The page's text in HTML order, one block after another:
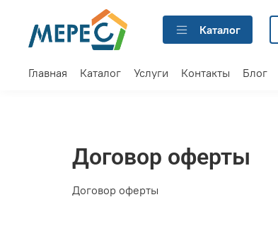
Каталог
Главная Каталог Услуги Контакты Блог
Договор оферты
Договор оферты